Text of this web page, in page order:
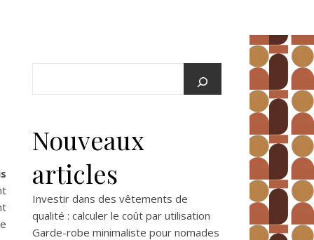
Nouveaux
articles
Investir dans des vêtements de
qualité : calculer le coût par utilisation
Garde-robe minimaliste pour nomades